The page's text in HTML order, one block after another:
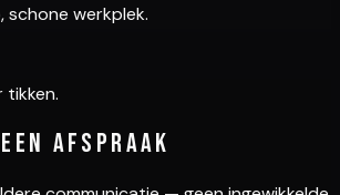
schone werkplek.
tikken.
afspraak